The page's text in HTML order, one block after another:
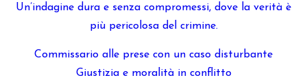
Un’indagine dura e senza compromessi, dove la verità è
più pericolosa del crimine.
Commissario alle prese con un caso disturbante
Giustizia e moralità in conflitto